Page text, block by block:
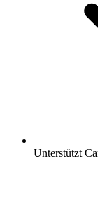
Unterstützt